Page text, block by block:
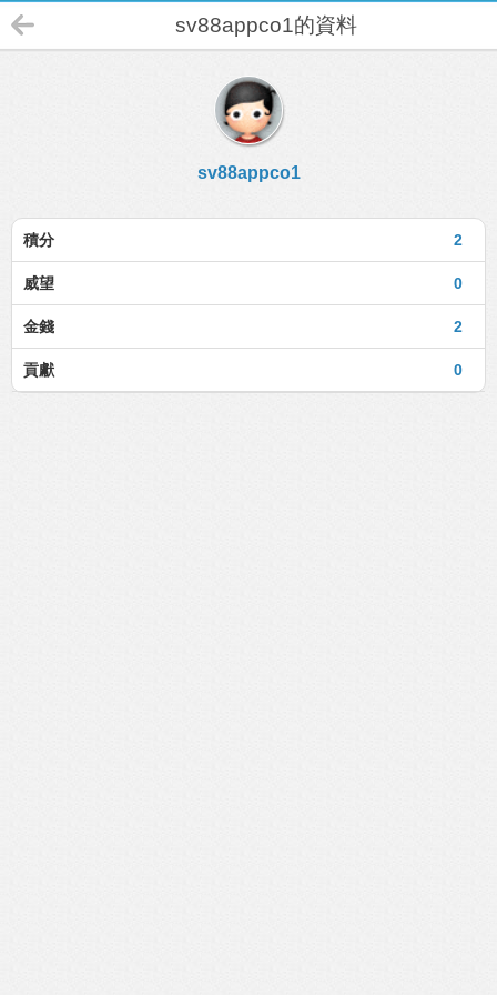
sv88appco1的資料
sv88appco1
2
積分
0
威望
2
金錢
0
貢獻